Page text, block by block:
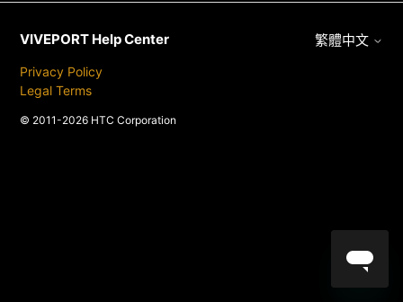
VIVEPORT Help Center
Privacy Policy
Legal Terms
© 2011-2026 HTC Corporation
繁體中文